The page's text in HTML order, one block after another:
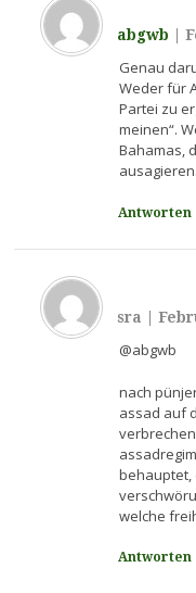
abgwb |
Genau
Weder für
Partei zu
meinen“.
Bahamas,
Antworten
sra |
@abgwb
nach
assad auf
behauptet,
welche
Antworten